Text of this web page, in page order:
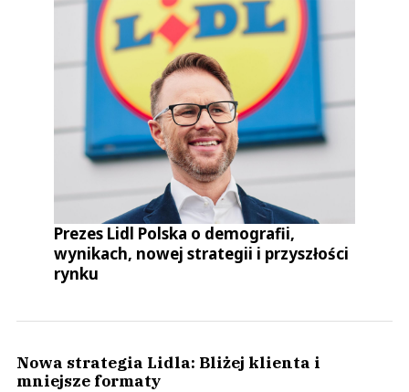
Prezes Lidl Polska o demografii,
wynikach, nowej strategii i przyszłości
rynku
Nowa strategia Lidla: Bliżej klienta i
mniejsze formaty